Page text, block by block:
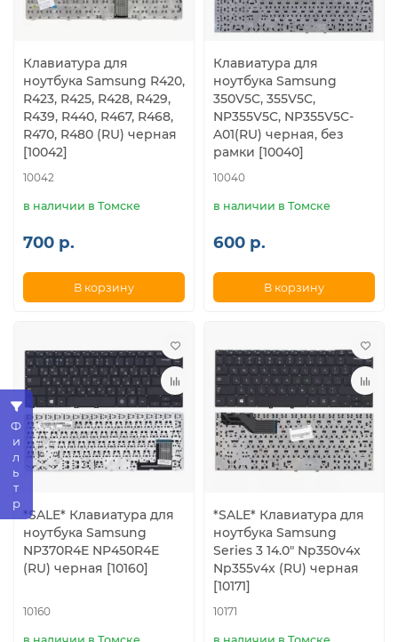
Фильтр
Клавиатура для
ноутбука Samsung R420,
R423, R425, R428, R429,
R439, R440, R467, R468,
R470, R480 (RU) черная
[10042]
10042
в наличии в Томске
700 р.
В корзину
Клавиатура для
ноутбука Samsung
350V5C, 355V5C,
NP355V5C, NP355V5C-
A01(RU) черная, без
рамки [10040]
10040
в наличии в Томске
600 р.
В корзину
*SALE* Клавиатура для
ноутбука Samsung
NP370R4E NP450R4E
(RU) черная [10160]
10160
*SALE* Клавиатура для
ноутбука Samsung
Series 3 14.0" Np350v4x
Np355v4x (RU) черная
[10171]
10171